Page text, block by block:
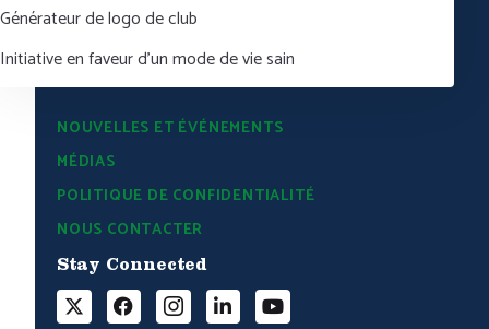
Générateur de logo de club
Initiative en faveur d’un mode de vie sain
NOUVELLES ET ÉVÉNEMENTS
MÉDIAS
POLITIQUE DE CONFIDENTIALITÉ
NOUS CONTACTER
Stay Connected